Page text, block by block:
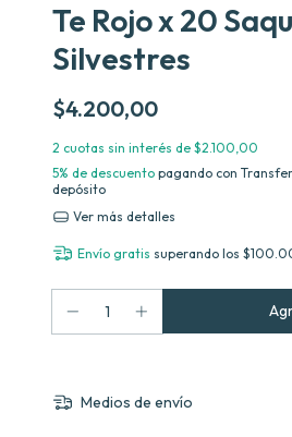
Te Rojo x 20
Silvestres
$4.200,00
2 cuotas sin interés de $2.100,00
5% de descuento pagando con
depósito
Ver más detalles
Envío gratis superando los
Medios de envío